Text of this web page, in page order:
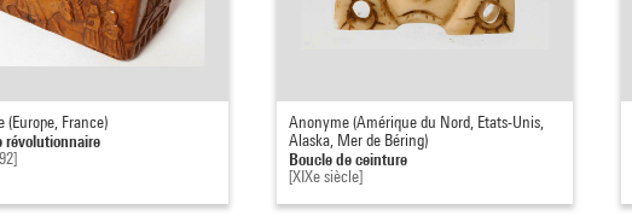
(Europe, France)
révolutionnaire
Anonyme (Amérique du Nord, Etats-Unis,
Alaska, Mer de Béring)
Boucle de ceinture
[XIXe siècle]